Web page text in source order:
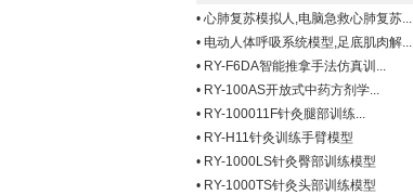
• 心肺复苏模拟人,电脑急救心肺复苏...
• 电动人体呼吸系统模型,足底肌肉解...
• RY-F6DA智能推拿手法仿真训...
• RY-100AS开放式中药方剂学...
• RY-100011F针灸腿部训练...
• RY-H11针灸训练手臂模型
• RY-1000LS针灸臀部训练模型
• RY-1000TS针灸头部训练模型